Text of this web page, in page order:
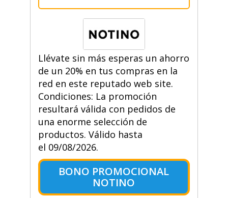
Llévate sin más esperas un ahorro
de un 20% en tus compras en la
red en este reputado web site.
Condiciones: La promoción
resultará válida con pedidos de
una enorme selección de
productos. Válido hasta
el 09/08/2026.
BONO PROMOCIONAL
NOTINO